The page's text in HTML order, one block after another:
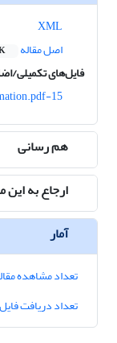
اصل مقاله
فایل‌های تکمیلی/
15-Supporting Information.pdf
هم رسانی
ارجاع به این
آمار
تعداد مشاهده
تعداد دریافت